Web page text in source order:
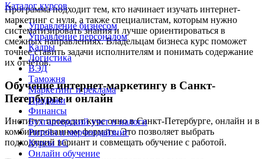
Программа подходит тем, кто начинает изучать интернет-
маркетинг с нуля, а также специалистам, которым нужно
систематизировать знания и лучше ориентироваться в
смежных направлениях. Владельцам бизнеса курс поможет
точнее ставить задачи исполнителям и понимать содержание
их отчётов.
Обучение интернет-маркетингу в Санкт-
Петербурге и онлайн
Институт проводит курс очно в Санкт-Петербурге, онлайн и в
комбинированном формате. Это позволяет выбрать
подходящий вариант и совмещать обучение с работой.
Каталог курсов
Управление бизнесом
Управление персоналом
Кадры
Логистика
ВЭД
Таможня
Маркетинг и реклама
Продажи
Финансы
Бухгалтерский учет и налоги
Ритейл и мерчендайзинг
Курсы 1С
Онлайн обучение